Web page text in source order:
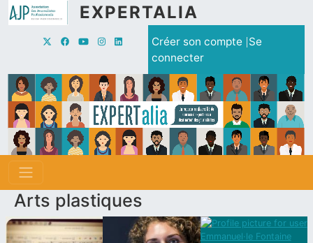
Aller au contenu principalEXPERTALIA
Menu du compte de
Créer son compte Se
connecter
Arts plastiques